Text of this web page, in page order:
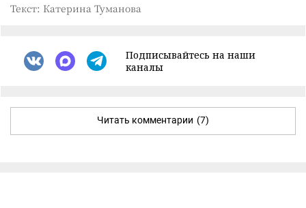
Текст: Катерина Туманова
Подписывайтесь на наши
каналы
Читать комментарии (7)